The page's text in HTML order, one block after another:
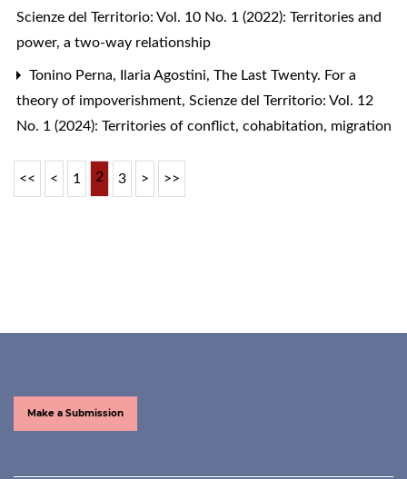
Scienze del Territorio: Vol. 10 No. 1 (2022): Territories and
power, a two-way relationship
Tonino Perna, Ilaria Agostini, The Last Twenty. For a
theory of impoverishment, Scienze del Territorio: Vol. 12
No. 1 (2024): Territories of conflict, cohabitation, migration
<< < 1 2 3 > >>
Make a Submission